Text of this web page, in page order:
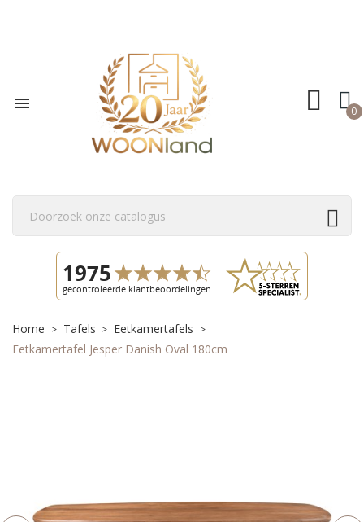
 0
Home Tafels
Eetkamertafels
Eetkamertafel Jesper Danish Oval 180cm